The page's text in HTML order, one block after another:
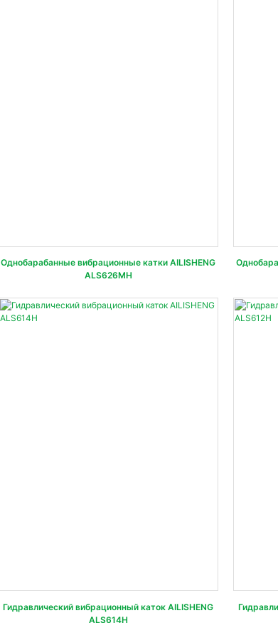
Однобарабанные вибрационные катки AILISHENG
ALS626MH
Гидравлический вибрационный каток AILISHENG
ALS614H